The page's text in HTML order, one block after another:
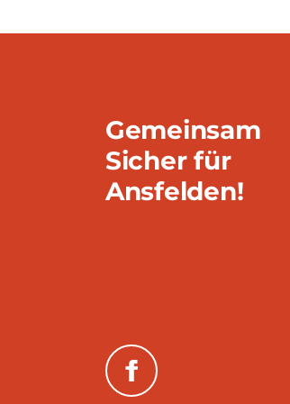
Gemeinsam
Sicher für
Ansfelden!
(neues Fenster)